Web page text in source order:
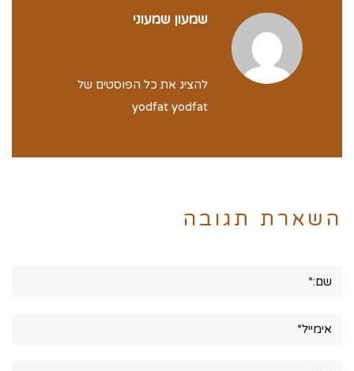
שמעון שמעוני
להציג את כל הפוסטים של
yodfat yodfat
השארת תגובה